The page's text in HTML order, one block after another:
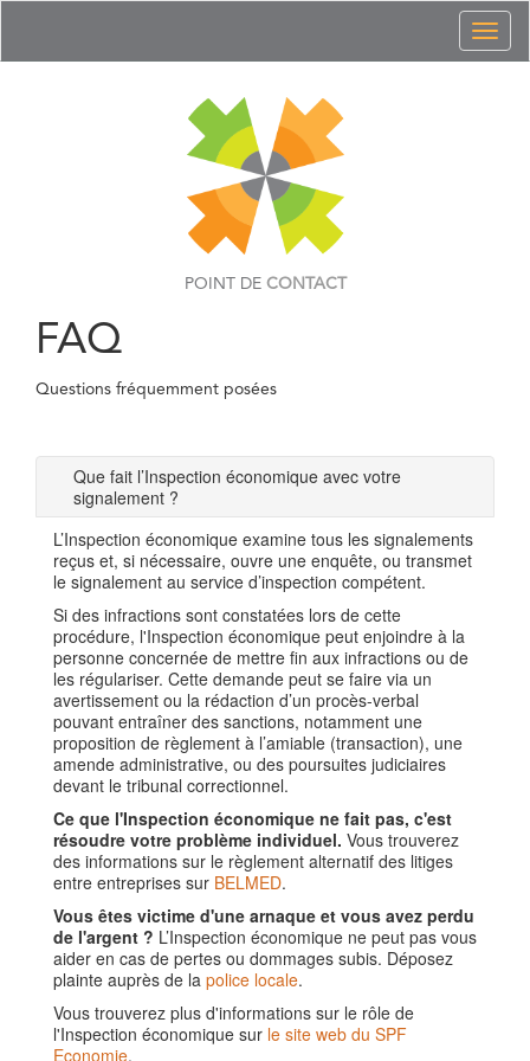
POINT DE CONTACT
FAQ
Questions fréquemment posées
Que fait l’Inspection économique avec votre
signalement ?
L’Inspection économique examine tous les signalements
reçus et, si nécessaire, ouvre une enquête, ou transmet
le signalement au service d’inspection compétent.
Si des infractions sont constatées lors de cette
procédure, l'Inspection économique peut enjoindre à la
personne concernée de mettre fin aux infractions ou de
les régulariser. Cette demande peut se faire via un
avertissement ou la rédaction d’un procès-verbal
pouvant entraîner des sanctions, notamment une
proposition de règlement à l’amiable (transaction), une
amende administrative, ou des poursuites judiciaires
devant le tribunal correctionnel.
Ce que l'Inspection économique ne fait pas, c'est
résoudre votre problème individuel. Vous trouverez
des informations sur le règlement alternatif des litiges
entre entreprises sur BELMED.
Vous êtes victime d'une arnaque et vous avez perdu
de l'argent ? L’Inspection économique ne peut pas vous
aider en cas de pertes ou dommages subis. Déposez
plainte auprès de la police locale.
Vous trouverez plus d'informations sur le rôle de
l'Inspection économique sur le site web du SPF
Economie.